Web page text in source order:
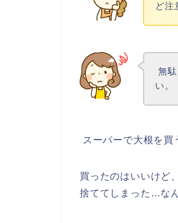
ど注
無
い。
スーパーで大根を買
買ったのはいいけど
捨ててしまった…な